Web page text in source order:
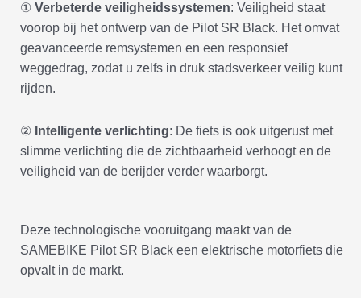
① Verbeterde veiligheidssystemen: Veiligheid staat
voorop bij het ontwerp van de Pilot SR Black. Het omvat
geavanceerde remsystemen en een responsief
weggedrag, zodat u zelfs in druk stadsverkeer veilig kunt
rijden.
② Intelligente verlichting: De fiets is ook uitgerust met
slimme verlichting die de zichtbaarheid verhoogt en de
veiligheid van de berijder verder waarborgt.
Deze technologische vooruitgang maakt van de
SAMEBIKE Pilot SR Black een elektrische motorfiets die
opvalt in de markt.